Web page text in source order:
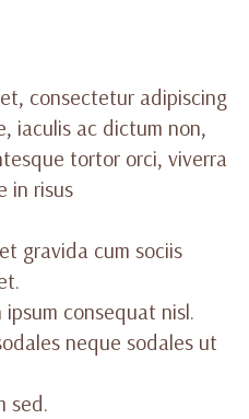
consectetur adipiscing
iaculis ac dictum non,
tortor orci, viverra
in risus
gravida cum sociis
consequat nisl.
neque sodales ut
sed.